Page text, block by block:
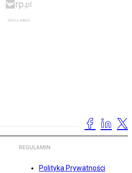
REGULAMIN
Polityka Prywatności